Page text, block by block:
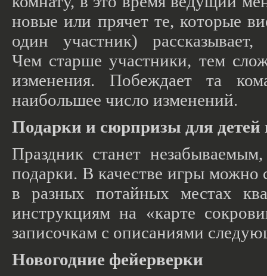
новые или прячет те, которые
один участник)
Чем старше участники, тем
изменения. Побеждает та
наибольшее число изменений.
Подарки и сюрпризы для детей
Праздник станет
подарки. В качестве игры можно
в разных потайных местах
инструкциям на «карте
записочкам с описаниями
Новогодние фейерверки